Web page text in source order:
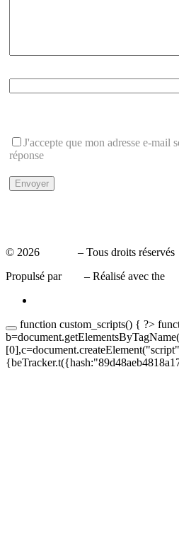
J'accepte que mon adresse e-mail
réponse
© 2026
– Tous droits réservés
Propulsé par
– Réalisé avec the
function custom_scripts() { ?>